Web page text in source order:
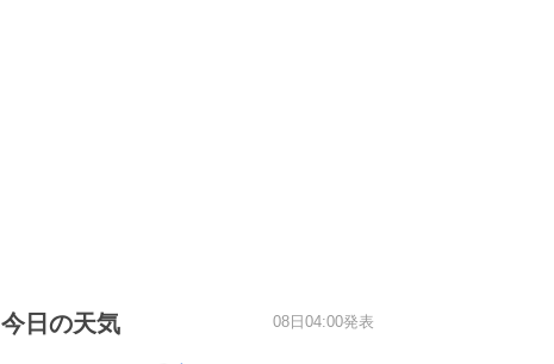
今日の天気 08日04:00発表